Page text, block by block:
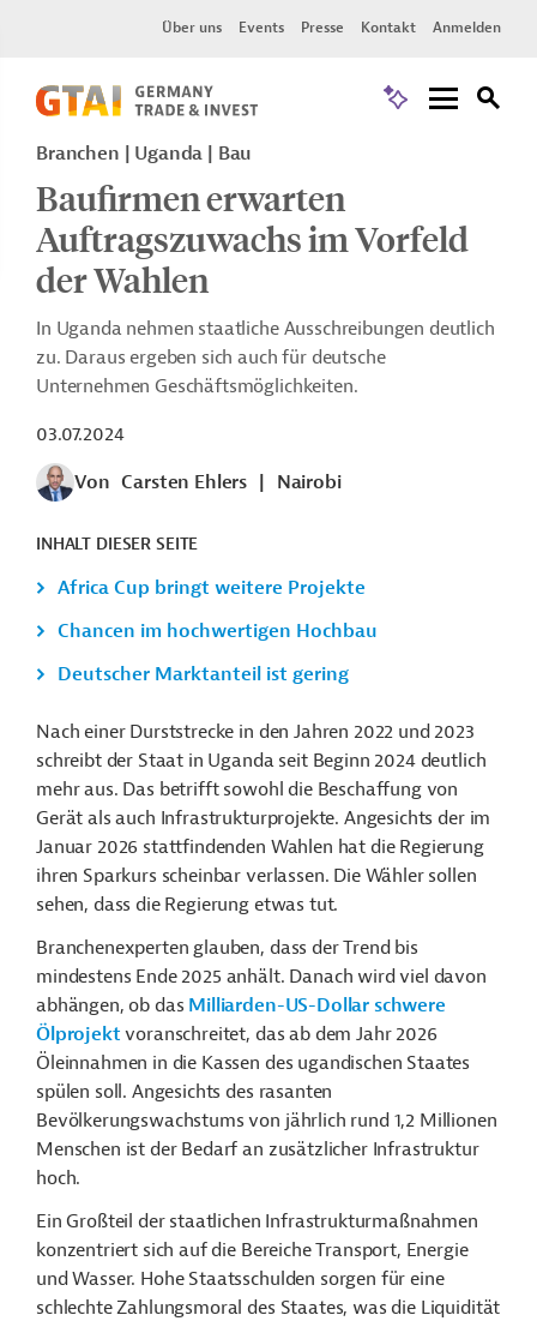
Über uns Events Presse Kontakt Anmelden
Branchen | Uganda | Bau
Baufirmen erwarten
Auftragszuwachs im Vorfeld
der Wahlen
In Uganda nehmen staatliche Ausschreibungen deutlich
zu. Daraus ergeben sich auch für deutsche
Unternehmen Geschäftsmöglichkeiten.
03.07.2024
Von Carsten Ehlers Nairobi
INHALT DIESER SEITE
Africa Cup bringt weitere Projekte
Chancen im hochwertigen Hochbau
Deutscher Marktanteil ist gering
Nach einer Durststrecke in den Jahren 2022 und 2023
schreibt der Staat in Uganda seit Beginn 2024 deutlich
mehr aus. Das betrifft sowohl die Beschaffung von
Gerät als auch Infrastrukturprojekte. Angesichts der im
Januar 2026 stattfindenden Wahlen hat die Regierung
ihren Sparkurs scheinbar verlassen. Die Wähler sollen
sehen, dass die Regierung etwas tut.
Branchenexperten glauben, dass der Trend bis
mindestens Ende 2025 anhält. Danach wird viel davon
abhängen, ob das Milliarden-US-Dollar schwere
Ölprojekt voranschreitet, das ab dem Jahr 2026
Öleinnahmen in die Kassen des ugandischen Staates
spülen soll. Angesichts des rasanten
Bevölkerungswachstums von jährlich rund 1,2 Millionen
Menschen ist der Bedarf an zusätzlicher Infrastruktur
hoch.
Ein Großteil der staatlichen Infrastrukturmaßnahmen
konzentriert sich auf die Bereiche Transport, Energie
und Wasser. Hohe Staatsschulden sorgen für eine
schlechte Zahlungsmoral des Staates, was die Liquidität